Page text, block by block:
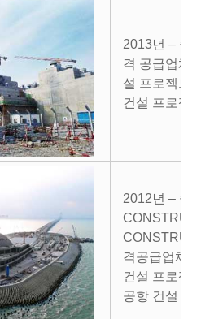
2013년 – 중
격 공급업체
설 프로젝트
건설 프로젝
2012년 – 중
격공급업체
건설 프로젝
공항 건설 프